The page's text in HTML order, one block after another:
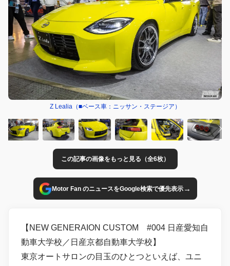
Z Lealia（■ベース車：ニッサン・ステージア）
この記事の画像をもっと見る（全6枚）
Motor Fan のニュースをGoogle検索で優先表示→
【NEW GENERAION CUSTOM #004 日産愛知自
動車大学校／日産京都自動車大学校】
東京オートサロンの目玉のひとつといえば、ユニ